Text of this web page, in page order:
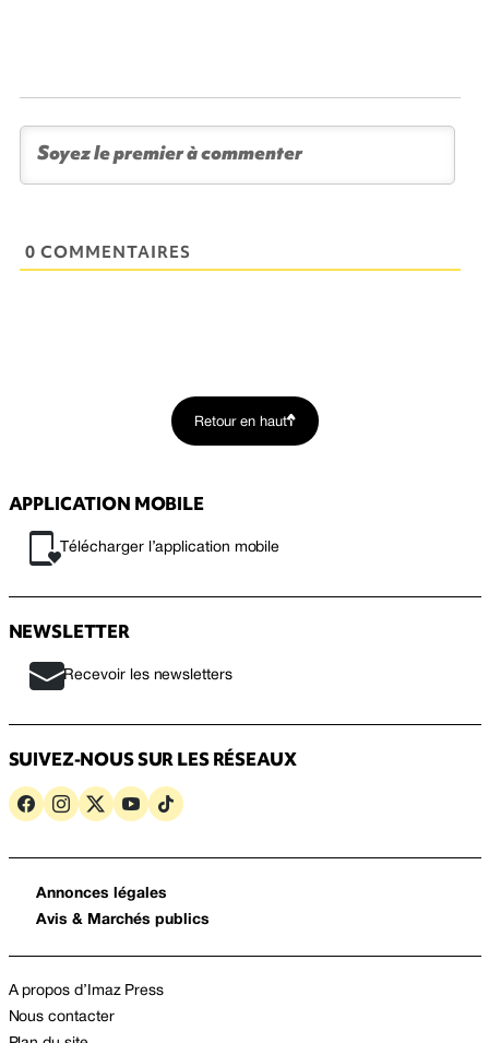
0 COMMENTAIRES
Retour en haut
APPLICATION MOBILE
Télécharger l’application mobile
NEWSLETTER
Recevoir les newsletters
SUIVEZ-NOUS SUR LES RÉSEAUX
Annonces légales
Avis & Marchés publics
A propos d’Imaz Press
Nous contacter